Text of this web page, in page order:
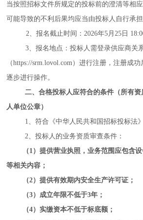
当按照招标文件所规定的投标前的澄清等相
可能导致的不利后果均应当由投标人自行承担
2、报名截止时间：2026年5月25日
3、报名地点： 投标人需登录供应商关
（https://srm.lovol.com）进行注册，注册成功
逐步进行操作。
二、合格投标人应符合的条件（所有
人单位公章）
1、符合《中华人民共和国招标投标法
2、投标人的业务资质审查条件：
（1）提供营业执照，业务范围应包含
等相关内容；
（2） 提供有效期内安全生产许可证；
（3）成立年限不低于3年；
（4） 实缴资本不低于标底额 ；